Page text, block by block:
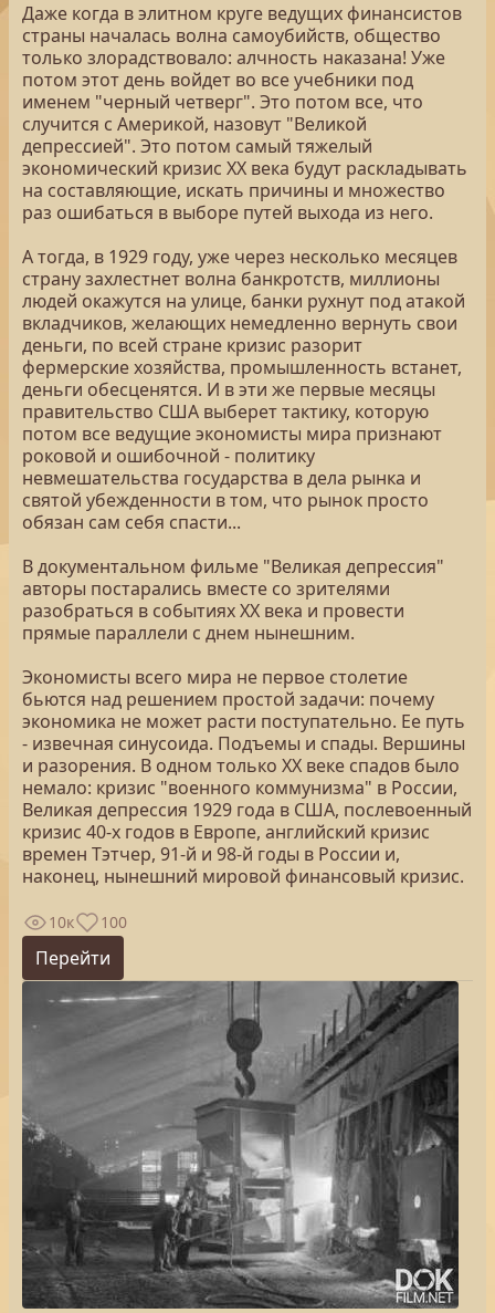
Даже когда в элитном круге ведущих финансистов
страны началась волна самоубийств, общество
только злорадствовало: алчность наказана! Уже
потом этот день войдет во все учебники под
именем "черный четверг". Это потом все, что
случится с Америкой, назовут "Великой
депрессией". Это потом самый тяжелый
экономический кризис ХХ века будут раскладывать
на составляющие, искать причины и множество
раз ошибаться в выборе путей выхода из него.
А тогда, в 1929 году, уже через несколько месяцев
страну захлестнет волна банкротств, миллионы
людей окажутся на улице, банки рухнут под атакой
вкладчиков, желающих немедленно вернуть свои
деньги, по всей стране кризис разорит
фермерские хозяйства, промышленность встанет,
деньги обесценятся. И в эти же первые месяцы
правительство США выберет тактику, которую
потом все ведущие экономисты мира признают
роковой и ошибочной - политику
невмешательства государства в дела рынка и
святой убежденности в том, что рынок просто
обязан сам себя спасти...
В документальном фильме "Великая депрессия"
авторы постарались вместе со зрителями
разобраться в событиях ХХ века и провести
прямые параллели с днем нынешним.
Экономисты всего мира не первое столетие
бьются над решением простой задачи: почему
экономика не может расти поступательно. Ее путь
- извечная синусоида. Подъемы и спады. Вершины
и разорения. В одном только ХХ веке спадов было
немало: кризис "военного коммунизма" в России,
Великая депрессия 1929 года в США, послевоенный
кризис 40-х годов в Европе, английский кризис
времен Тэтчер, 91-й и 98-й годы в России и,
наконец, нынешний мировой финансовый кризис.
10к 100
Перейти